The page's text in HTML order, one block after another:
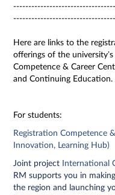
Here are links to the
offerings of the
Competence & Career
and Continuing Education.
For students:
Registration Competence
Innovation, Learning Hub)
Joint project International
RM supports you in
the region and launching